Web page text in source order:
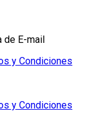
de E-mail
y Condiciones
y Condiciones